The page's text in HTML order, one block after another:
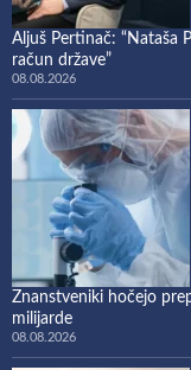
Aljuš Pertinač: “Nataša
račun države”
08.08.2026
Znanstveniki hočejo
milijarde
08.08.2026